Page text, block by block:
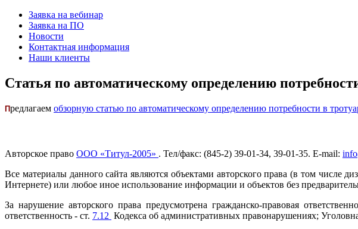
Заявка на вебинар
Заявка на ПО
Новости
Контактная информация
Наши клиенты
Статья по автоматическому определению
Предлагаем обзорную статью по автоматическому определению потребности в
Авторское право ООО «Титул-2005» . Тел/факс: (845-2) 39-01-34, 39-01-35. E-mail:
Все материалы данного сайта являются объектами авторского права (в том числе
Интернете) или любое иное использование информации и объектов без
За нарушение авторского права предусмотрена гражданско-правовая
ответственность - ст. 7.12 Кодекса об административных правонарушениях;